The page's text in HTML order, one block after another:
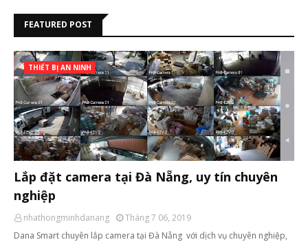
FEATURED POST
THIẾT BỊ AN NINH
Lắp đặt camera tại Đà Nẵng, uy tín chuyên
nghiệp
nhathongminhdanang
Tháng 7 06, 2019
Dana Smart chuyên lắp camera tại Đà Nẵng với dịch vụ chuyên nghiệp,